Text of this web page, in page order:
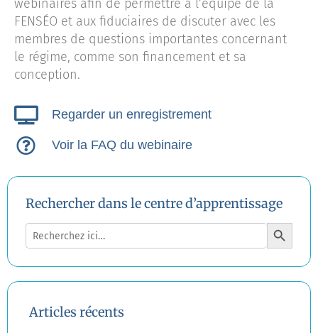
webinaires afin de permettre à l’équipe de la
FENSÉO et aux fiduciaires de discuter avec les
membres de questions importantes concernant
le régime, comme son financement et sa
conception.
Regarder un enregistrement
Voir la FAQ du webinaire
Rechercher dans le centre d’apprentissage
Search
for:
Search Button
Articles récents